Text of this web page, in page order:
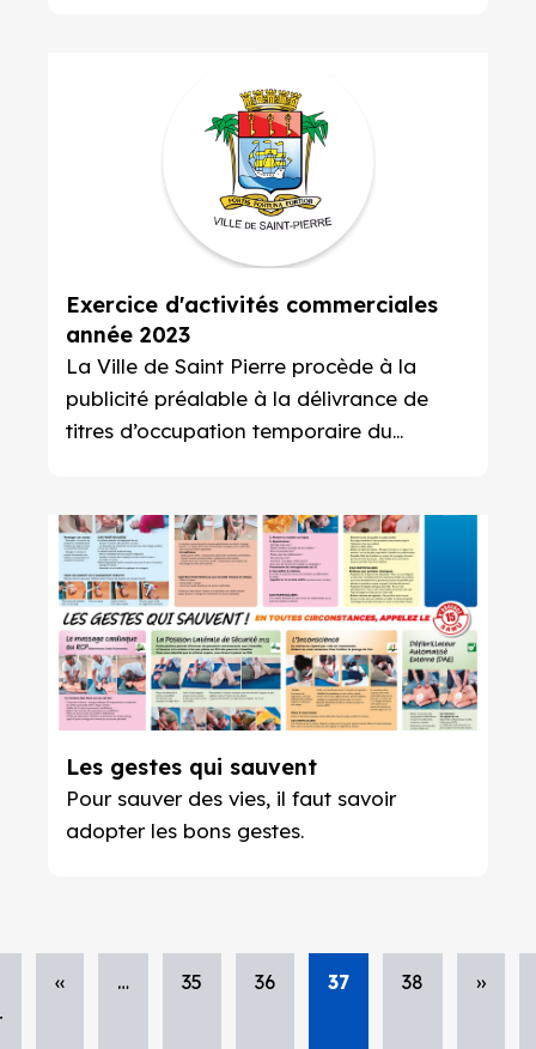
Exercice d'activités commerciales
année 2023
La Ville de Saint Pierre procède à la
publicité préalable à la délivrance de
titres d’occupation temporaire du
Les gestes qui sauvent
Pour sauver des vies, il faut savoir
adopter les bons gestes.
Page
‹‹ … Page
35 Page
36
Page
37 Page
38
Page
››